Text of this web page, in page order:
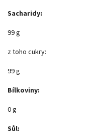
Sacharidy:
99 g
z toho cukry:
99 g
Bílkoviny:
0 g
Sůl: